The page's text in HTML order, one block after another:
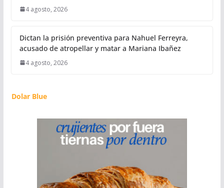
4 agosto, 2026
Dictan la prisión preventiva para Nahuel Ferreyra,
acusado de atropellar y matar a Mariana Ibañez
4 agosto, 2026
Dolar Blue